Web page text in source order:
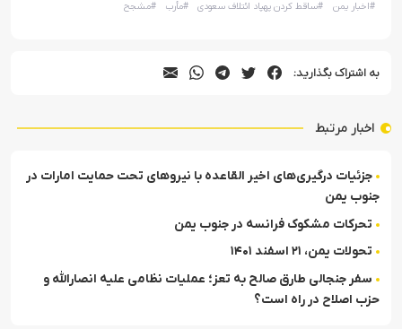
#اخبار یمن #ساقط کردن پهپاد ائتلاف سعودی #مأرب #مشجح
به اشتراک بگذارید:
اخبار مرتبط
جزئیات درگیری‌های اخیر القاعده با نیروهای تحت حمایت امارات در
جنوب یمن
تحرکات مشکوک فرانسه در جنوب یمن
تحولات یمن، ۲۱ اسفند ۱۴۰۱
سفر جنجالی طارق صالح به تعز؛ عملیات نظامی علیه انصارالله و
حزب اصلاح در راه است؟